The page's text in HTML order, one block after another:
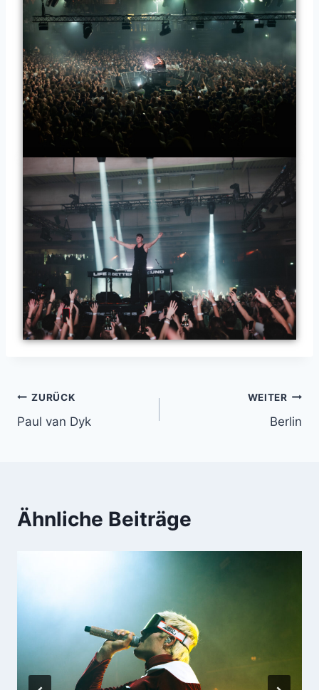
Beitragsnavigation
ZURÜCK
Paul van Dyk
WEITER
Berlin
Ähnliche Beiträge